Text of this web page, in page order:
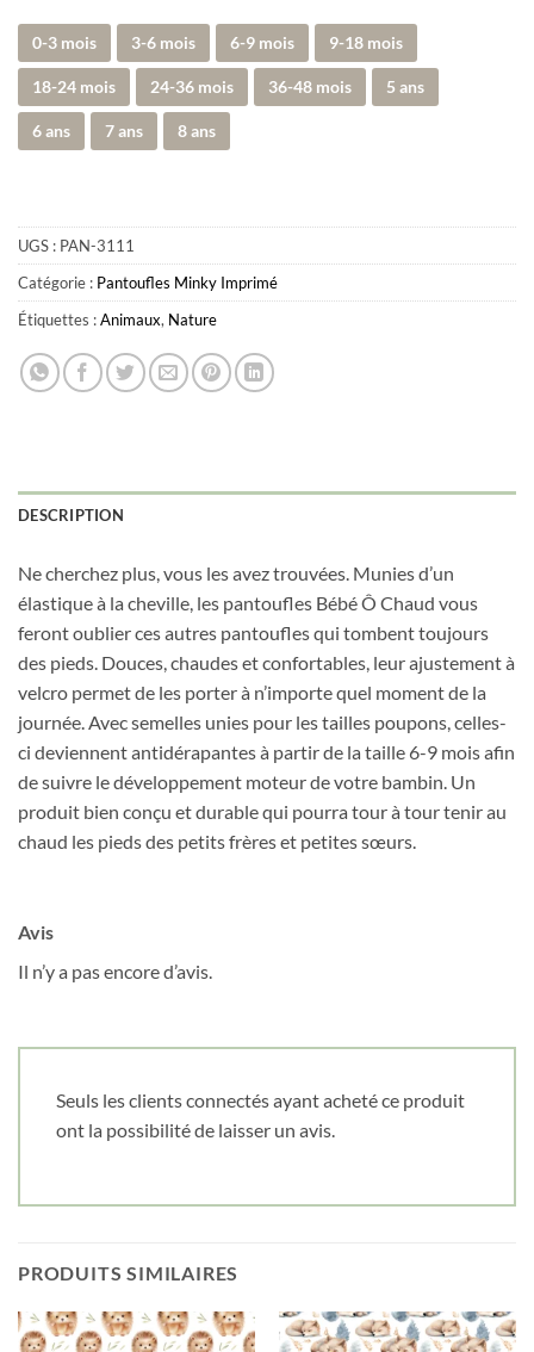
0-3 mois 3-6 mois 6-9 mois 9-18 mois
18-24 mois 24-36 mois 36-48 mois 5 ans
6 ans 7 ans 8 ans
UGS : PAN-3111
Catégorie : Pantoufles Minky Imprimé
Étiquettes :Animaux, Nature
DESCRIPTION
Ne cherchez plus, vous les avez trouvées. Munies d’un
élastique à la cheville, les pantoufles Bébé Ô Chaud vous
feront oublier ces autres pantoufles qui tombent toujours
des pieds. Douces, chaudes et confortables, leur ajustement à
velcro permet de les porter à n’importe quel moment de la
journée. Avec semelles unies pour les tailles poupons, celles-
ci deviennent antidérapantes à partir de la taille 6-9 mois afin
de suivre le développement moteur de votre bambin. Un
produit bien conçu et durable qui pourra tour à tour tenir au
chaud les pieds des petits frères et petites sœurs.
Avis
Il n’y a pas encore d’avis.
Seuls les clients connectés ayant acheté ce produit
ont la possibilité de laisser un avis.
PRODUITS SIMILAIRES
Obtenez 10% de rabais
Courriel
Nom*